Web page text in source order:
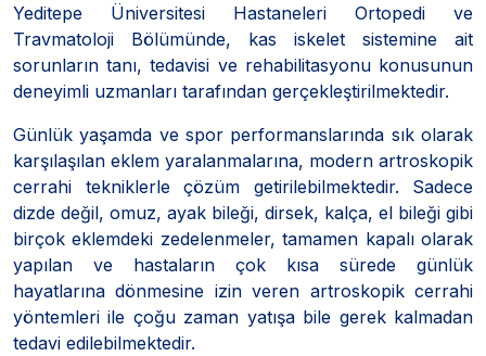
Yeditepe Üniversitesi Hastaneleri Ortopedi ve
Travmatoloji Bölümünde, kas iskelet sistemine ait
sorunların tanı, tedavisi ve rehabilitasyonu konusunun
deneyimli uzmanları tarafından gerçekleştirilmektedir.
Günlük yaşamda ve spor performanslarında sık olarak
karşılaşılan eklem yaralanmalarına, modern artroskopik
cerrahi tekniklerle çözüm getirilebilmektedir. Sadece
dizde değil, omuz, ayak bileği, dirsek, kalça, el bileği gibi
birçok eklemdeki zedelenmeler, tamamen kapalı olarak
yapılan ve hastaların çok kısa sürede günlük
hayatlarına dönmesine izin veren artroskopik cerrahi
yöntemleri ile çoğu zaman yatışa bile gerek kalmadan
tedavi edilebilmektedir.